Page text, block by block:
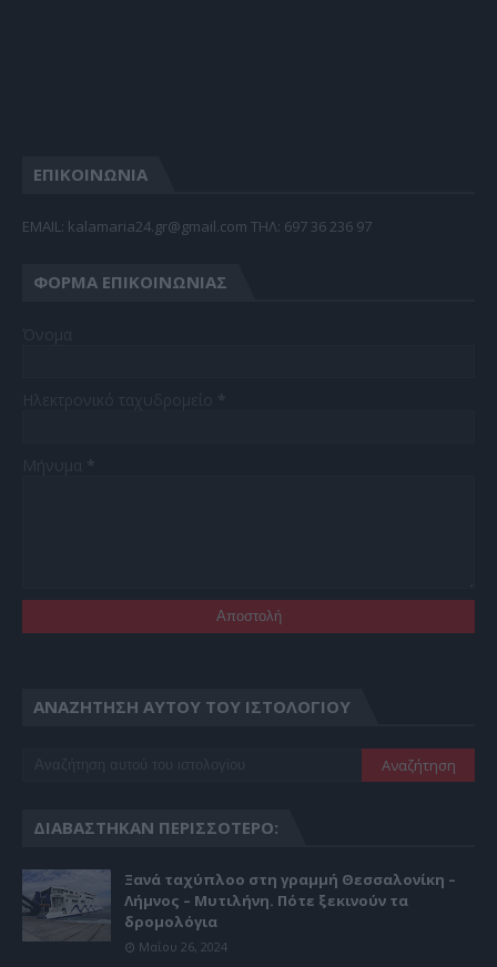
ΕΠΙΚΟΙΝΩΝΙΑ
EMAIL: kalamaria24.gr@gmail.com TΗΛ: 697 36 236 97
ΦΌΡΜΑ ΕΠΙΚΟΙΝΩΝΊΑΣ
ΑΝΑΖΉΤΗΣΗ ΑΥΤΟΎ ΤΟΥ ΙΣΤΟΛΟΓΊΟΥ
ΔΙΑΒΆΣΤΗΚΑΝ ΠΕΡΙΣΣΌΤΕΡΟ:
Ξανά ταχύπλοο στη γραμμή Θεσσαλονίκη –
Λήμνος – Μυτιλήνη. Πότε ξεκινούν τα
δρομολόγια
Μαΐου 26, 2024